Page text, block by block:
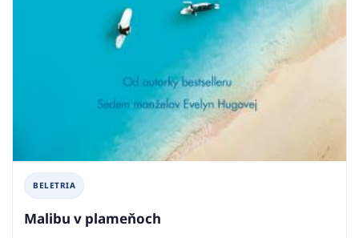
BELETRIA
Malibu v plameňoch